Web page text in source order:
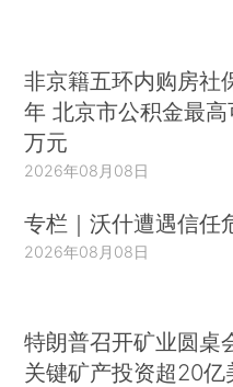
非京籍五环内购房社
年 北京市公积金最
万元
2026年08月08日
专栏｜沃什遭遇信任
2026年08月08日
特朗普召开矿业圆桌
关键矿产投资超20亿